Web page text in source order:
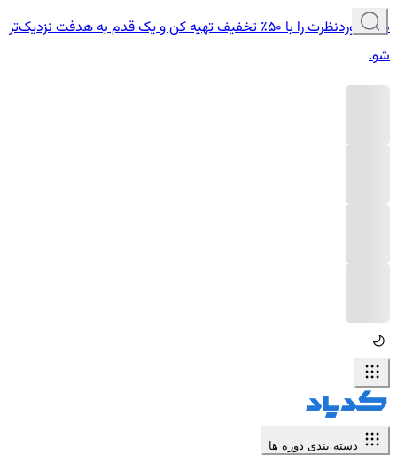
دوره موردنظرت را با ۵۰٪ تخفیف تهیه کن و یک قدم به هدفت نزدیک‌تر
شو.
دسته بندی دوره ها